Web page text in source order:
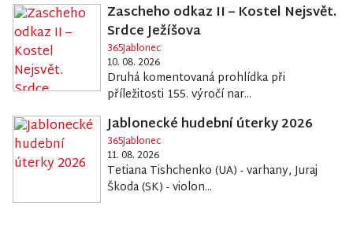
Zascheho odkaz II – Kostel Nejsvět.
Srdce Ježíšova
365Jablonec
10. 08. 2026
Druhá komentovaná prohlídka při
příležitosti 155. výročí nar...
Jablonecké hudební úterky 2026
365Jablonec
11. 08. 2026
Tetiana Tishchenko (UA) - varhany, Juraj
Škoda (SK) - violon...